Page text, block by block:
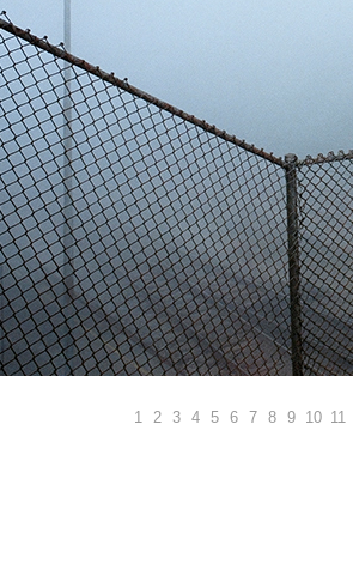
1 2 3 4 5 6 7 8 9 10 11